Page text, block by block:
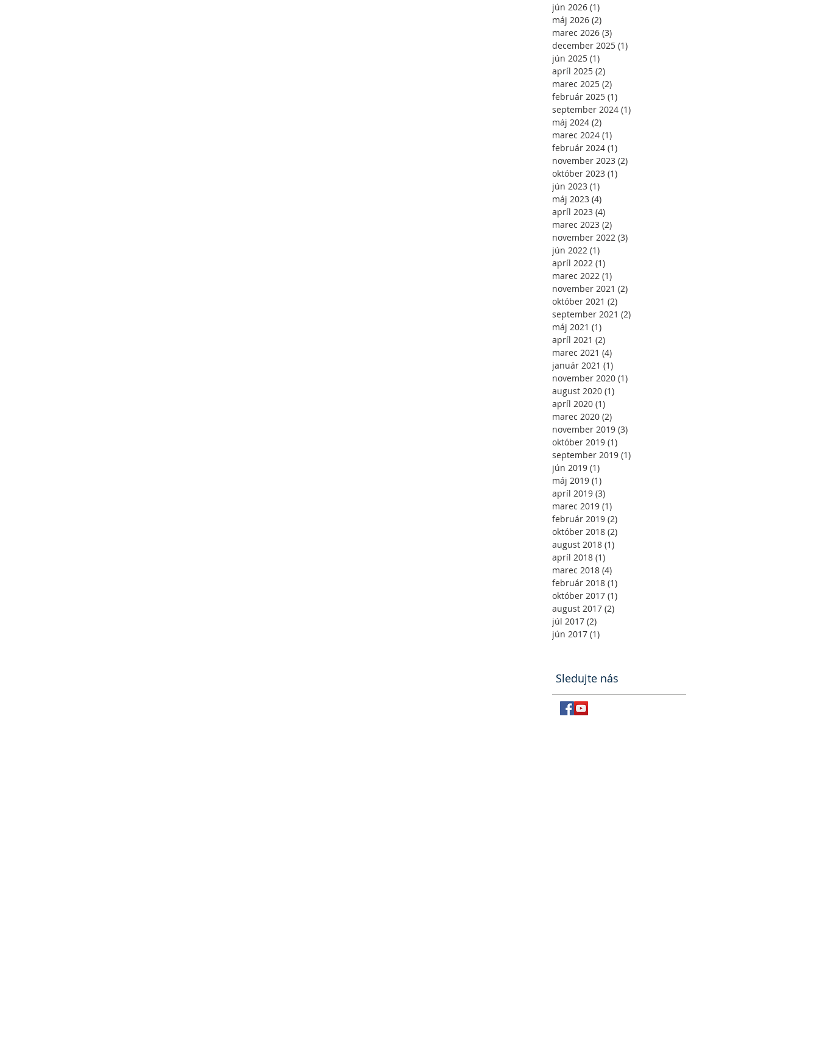
jún 2026 (1)
máj 2026 (2)
marec 2026 (3)
december 2025 (1)
jún 2025 (1)
apríl 2025 (2)
marec 2025 (2)
február 2025 (1)
september 2024 (1)
máj 2024 (2)
marec 2024 (1)
február 2024 (1)
november 2023 (2)
október 2023 (1)
jún 2023 (1)
máj 2023 (4)
apríl 2023 (4)
marec 2023 (2)
november 2022 (3)
jún 2022 (1)
apríl 2022 (1)
marec 2022 (1)
november 2021 (2)
október 2021 (2)
september 2021 (2)
máj 2021 (1)
apríl 2021 (2)
marec 2021 (4)
január 2021 (1)
november 2020 (1)
august 2020 (1)
apríl 2020 (1)
marec 2020 (2)
november 2019 (3)
október 2019 (1)
september 2019 (1)
jún 2019 (1)
máj 2019 (1)
apríl 2019 (3)
marec 2019 (1)
február 2019 (2)
október 2018 (2)
august 2018 (1)
apríl 2018 (1)
marec 2018 (4)
február 2018 (1)
október 2017 (1)
august 2017 (2)
júl 2017 (2)
jún 2017 (1)
Sledujte nás